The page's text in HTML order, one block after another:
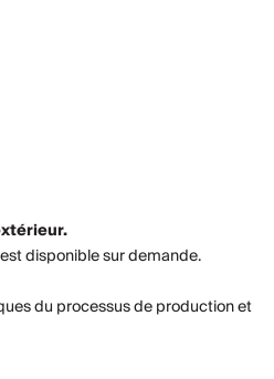
disponible sur demande.
du processus de production et